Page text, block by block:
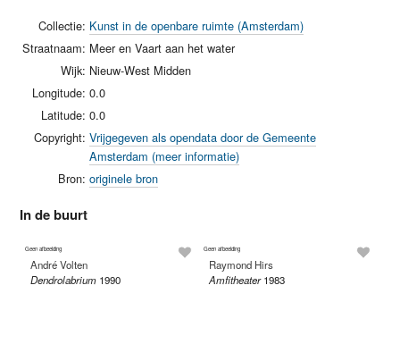
Collectie: Kunst in de openbare ruimte (Amsterdam)
Straatnaam: Meer en Vaart aan het water
Wijk: Nieuw-West Midden
Longitude: 0.0
Latitude: 0.0
Copyright: Vrijgegeven als opendata door de Gemeente
Amsterdam (meer informatie)
Bron: originele bron
In de buurt
Geen afbeelding
André Volten
Dendrolabrium 1990
Geen afbeelding
Raymond Hirs
Amfitheater 1983